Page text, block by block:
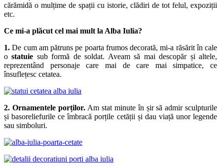
cărămidă o mulțime de spații cu istorie, clădiri de tot felul, expoziții
etc.
Ce mi-a plăcut cel mai mult la Alba Iulia?
1. De cum am pătruns pe poarta frumos decorată, mi-a răsărit în cale
ostatuie sub formă de soldat. Aveam să mai descopăr și altele,
reprezentând personaje care mai de care mai simpatice, ce
însuflețesc cetatea.
2. Ornamentele porților. Am stat minute în șir să admir sculpturile
și basoreliefurile ce îmbracă porțile cetății și dau viață unor legende
sau simboluri.